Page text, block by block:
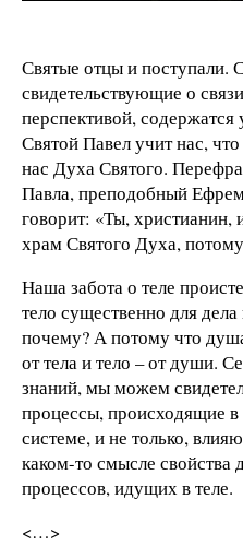
Святые отцы и поступали.
свидетельствующие о
перспективой,
Святой Павел учит нас,
нас Духа Святого.
Павла, преподобный
говорит: «Ты, христианин,
храм Святого Духа,
Наша забота о теле
тело существенно для
почему? А потому что
от тела и тело – от души.
знаний, мы можем
процессы, происходящие в
системе, и не только,
каком-то смысле свойства
процессов, идущих в теле.
<…>